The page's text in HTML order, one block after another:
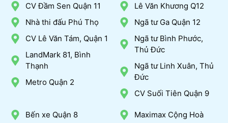
CV Đầm Sen Quận 11
Nhà thi đấu Phú Thọ
CV Lê Văn Tám, Quận 1
LandMark 81, Bình
Thạnh
Metro Quận 2
Lê Văn Khương Q12
Ngã tư Ga Quận 12
Ngã tư Bình Phước,
Thủ Đức
Ngã tư Linh Xuân, Thủ
Đức
CV Suối Tiên Quận 9
Bến xe Quận 8 Maximax Cộng Hoà